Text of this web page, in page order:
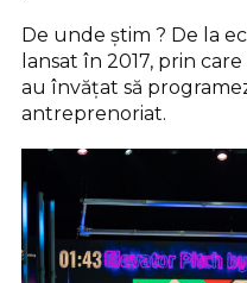
De unde știm ? De la
lansat în 2017, prin
au învățat să
antreprenoriat.